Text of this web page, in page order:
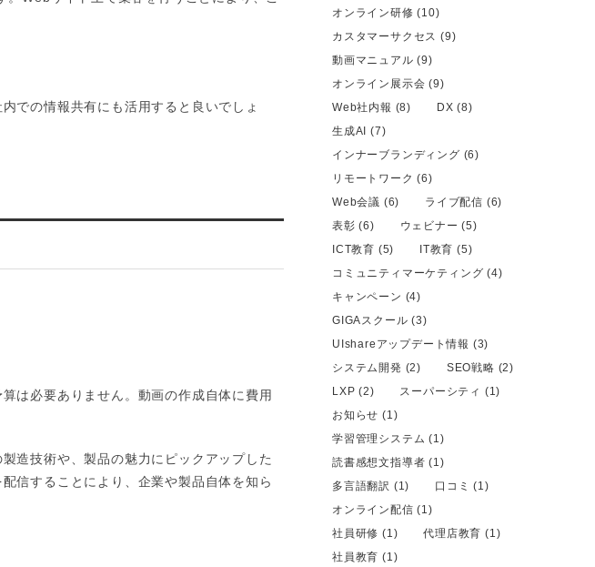
での情報共有にも活用すると良いでしょ
は必要ありません。動画の作成自体に費用
造技術や、製品の魅力にピックアップした
信することにより、企業や製品自体を知ら
オンライン研修 (10)
カスタマーサクセス (9)
動画マニュアル (9)
オンライン展示会 (9)
Web社内報 (8)
DX (8)
生成AI (7)
インナーブランディング (6)
リモートワーク (6)
Web会議 (6)
ライブ配信 (6)
表彰 (6)
ウェビナー (5)
ICT教育 (5)
IT教育 (5)
コミュニティマーケティング (4)
キャンペーン (4)
GIGAスクール (3)
UIshareアップデート情報 (3)
システム開発 (2)
SEO戦略 (2)
LXP (2)
スーパーシティ (1)
お知らせ (1)
学習管理システム (1)
読書感想文指導者 (1)
多言語翻訳 (1)
口コミ (1)
オンライン配信 (1)
社員研修 (1)
代理店教育 (1)
社員教育 (1)